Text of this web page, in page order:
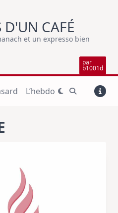
D'UN CAFÉ
et un expresso bien
par
b1001d
L’hebdo